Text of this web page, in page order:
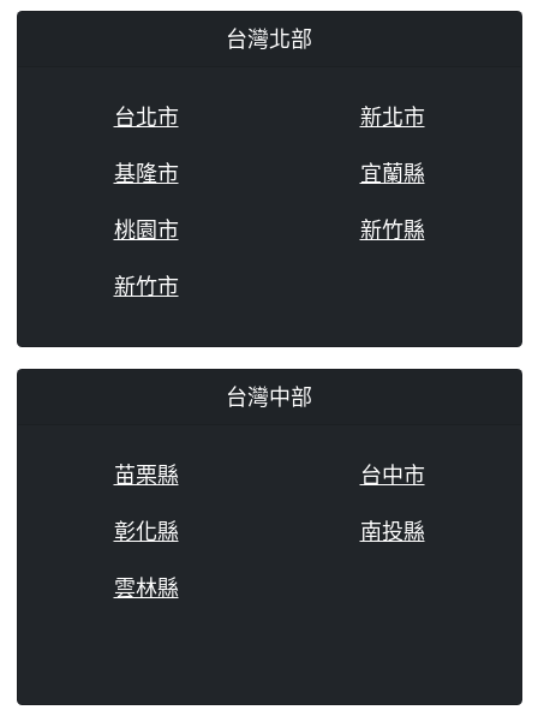
台灣北部
台北市
新北市
基隆市
宜蘭縣
桃園市
新竹縣
新竹市
台灣中部
苗栗縣
台中市
彰化縣
南投縣
雲林縣